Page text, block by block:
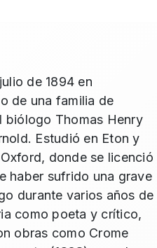
de 1894 en
de una familia de
biólogo Thomas Henry
Estudió en Eton y
donde se licenció
haber sufrido una grave
durante varios años de
como poeta y crítico,
obras como Crome